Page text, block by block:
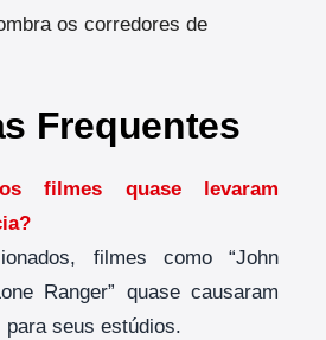
os corredores de
Frequentes
filmes quase levaram
filmes como “John
Ranger” quase causaram
seus estúdios.